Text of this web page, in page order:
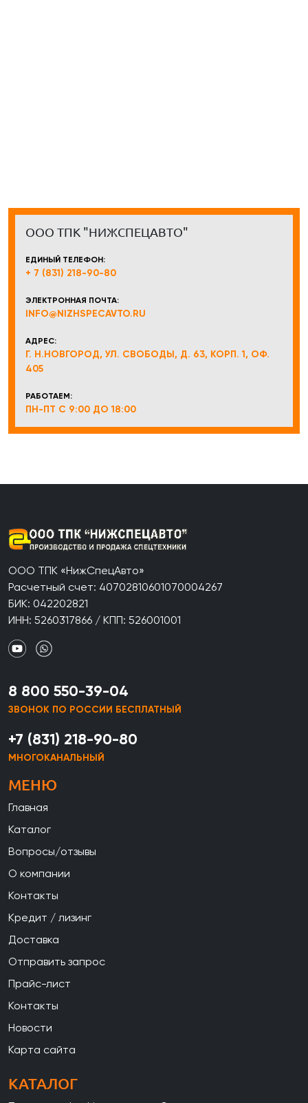
ООО ТПК "НИЖСПЕЦАВТО"
ЕДИНЫЙ ТЕЛЕФОН:
+ 7 (831) 218-90-80
ЭЛЕКТРОННАЯ ПОЧТА:
INFO@NIZHSPECAVTO.RU
АДРЕС:
Г. Н.НОВГОРОД, УЛ. СВОБОДЫ, Д. 63, КОРП. 1, ОФ.
405
РАБОТАЕМ:
ПН-ПТ С 9:00 ДО 18:00
ООО ТПК «НижСпецАвто»
Расчетный счет: 40702810601070004267
БИК: 042202821
ИНН: 5260317866 / КПП: 526001001
8 800 550-39-04
ЗВОНОК ПО РОССИИ БЕСПЛАТНЫЙ
+7 (831) 218-90-80
МНОГОКАНАЛЬНЫЙ
МЕНЮ
Главная
Каталог
Вопросы/отзывы
О компании
Контакты
Кредит / лизинг
Доставка
Отправить запрос
Прайс-лист
Контакты
Новости
Карта сайта
КАТАЛОГ